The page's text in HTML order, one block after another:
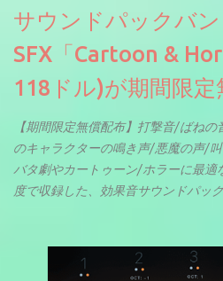
サウンドパックバ
SFX「Cartoon &
118ドル)が期間限定
【期間限定無償配布】打撃音/ばね
のキャラクターの鳴き声/悪魔の声/
バタ劇やカートゥーン/ホラーに最適
度で収録した、効果音サウンドパッ